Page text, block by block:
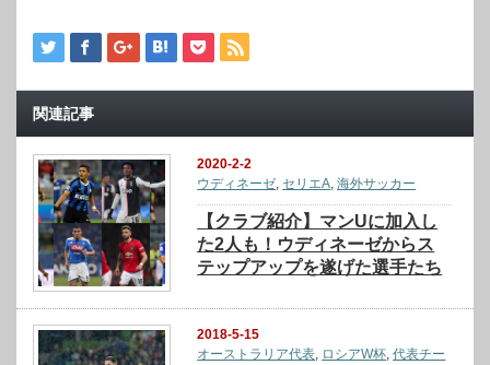
関連記事
2020-2-2
ウディネーゼ, セリエA,海外サッカー
【クラブ紹介】マンUに加入し
た2人も！ウディネーゼからス
テップアップを遂げた選手たち
2018-5-15
オーストラリア代表, ロシアW杯,代表チー